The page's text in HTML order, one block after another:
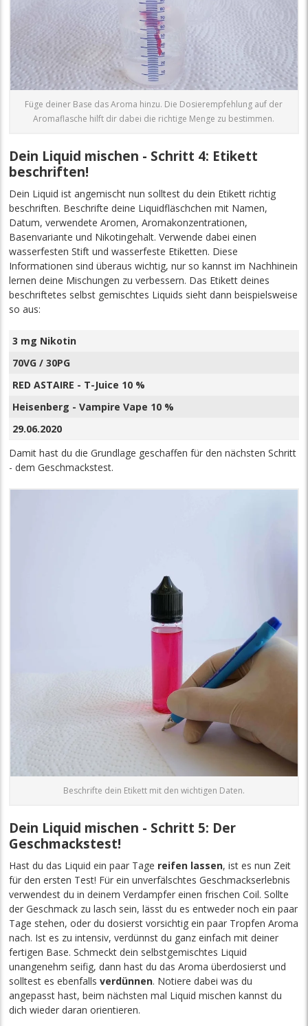
Füge deiner Base das Aroma hinzu. Die Dosierempfehlung auf der
Aromaflasche hilft dir dabei die richtige Menge zu bestimmen.
Dein Liquid mischen - Schritt 4: Etikett
beschriften!
Dein Liquid ist angemischt nun solltest du dein Etikett richtig
beschriften. Beschrifte deine Liquidfläschchen mit Namen,
Datum, verwendete Aromen, Aromakonzentrationen,
Basenvariante und Nikotingehalt. Verwende dabei einen
wasserfesten Stift und wasserfeste Etiketten. Diese
Informationen sind überaus wichtig, nur so kannst im Nachhinein
lernen deine Mischungen zu verbessern. Das Etikett deines
beschriftetes selbst gemischtes Liquids sieht dann beispielsweise
so aus:
3 mg Nikotin
70VG / 30PG
RED ASTAIRE - T-Juice 10 %
Heisenberg - Vampire Vape 10 %
29.06.2020
Damit hast du die Grundlage geschaffen für den nächsten Schritt
- dem Geschmackstest.
Beschrifte dein Etikett mit den wichtigen Daten.
Dein Liquid mischen - Schritt 5: Der
Geschmackstest!
Hast du das Liquid ein paar Tage reifen lassen, ist es nun Zeit
für den ersten Test! Für ein unverfälschtes Geschmackserlebnis
verwendest du in deinem Verdampfer einen frischen Coil. Sollte
der Geschmack zu lasch sein, lässt du es entweder noch ein paar
Tage stehen, oder du dosierst vorsichtig ein paar Tropfen Aroma
nach. Ist es zu intensiv, verdünnst du ganz einfach mit deiner
fertigen Base. Schmeckt dein selbstgemischtes Liquid
unangenehm seifig, dann hast du das Aroma überdosierst und
solltest es ebenfallsverdünnen. Notiere dabei was du
angepasst hast, beim nächsten mal Liquid mischen kannst du
dich wieder daran orientieren.